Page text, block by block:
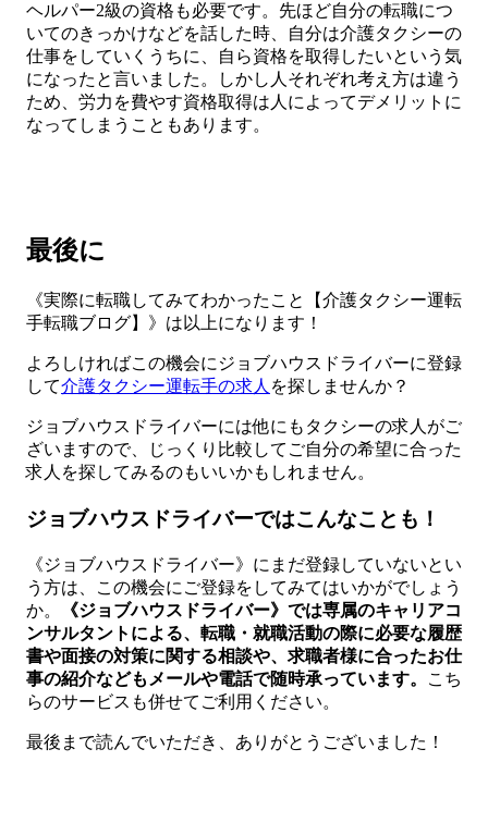
ヘルパー2級の資格も必要です。先ほど自分の転職につ
いてのきっかけなどを話した時、自分は介護タクシーの
仕事をしていくうちに、自ら資格を取得したいという気
になったと言いました。しかし人それぞれ考え方は違う
ため、労力を費やす資格取得は人によってデメリットに
なってしまうこともあります。
最後に
《実際に転職してみてわかったこと【介護タクシー運転
手転職ブログ】》は以上になります！
よろしければこの機会にジョブハウスドライバーに登録
して介護タクシー運転手の求人 を探しませんか？
ジョブハウスドライバーには他にもタクシーの求人がご
ざいますので、じっくり比較してご自分の希望に合った
求人を探してみるのもいいかもしれません。
ジョブハウスドライバーではこんなことも！
《ジョブハウスドライバー》にまだ登録していないとい
う方は、この機会にご登録をしてみてはいかがでしょう
か。
《ジョブハウスドライバー》では専属のキャリアコ
ンサルタントによる、転職・就職活動の際に必要な履歴
書や面接の対策に関する相談や、求職者様に合ったお仕
事の紹介などもメールや電話で随時承っています。
こち
らのサービスも併せてご利用ください。
最後まで読んでいただき、ありがとうございました！